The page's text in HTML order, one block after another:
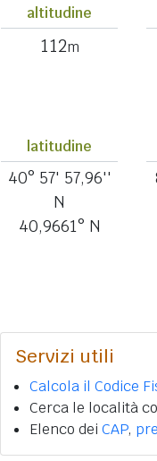
altitudine
112m
latitudine
40° 57' 57,96''
N
40,9661° N
Servizi utili
Calcola il Codice
Cerca le località
Elenco dei CAP,